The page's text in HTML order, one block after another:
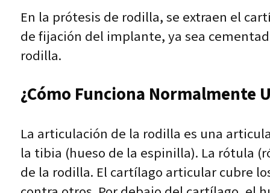
En la prótesis de rodilla, se extraen el
de fijación del implante, ya sea
rodilla.
¿Cómo Funciona Normalmente
La articulación de la rodilla es una
la tibia (hueso de la espinilla). La rótula
de la rodilla. El cartílago articular cubre